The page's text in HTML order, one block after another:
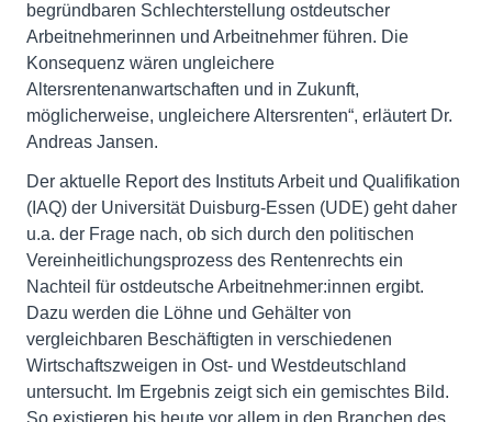
begründbaren Schlechterstellung ostdeutscher
Arbeitnehmerinnen und Arbeitnehmer führen. Die
Konsequenz wären ungleichere
Altersrentenanwartschaften und in Zukunft,
möglicherweise, ungleichere Altersrenten“, erläutert Dr.
Andreas Jansen.
Der aktuelle Report des Instituts Arbeit und Qualifikation
(IAQ) der Universität Duisburg-Essen (UDE) geht daher
u.a. der Frage nach, ob sich durch den politischen
Vereinheitlichungsprozess des Rentenrechts ein
Nachteil für ostdeutsche Arbeitnehmer:innen ergibt.
Dazu werden die Löhne und Gehälter von
vergleichbaren Beschäftigten in verschiedenen
Wirtschaftszweigen in Ost- und Westdeutschland
untersucht. Im Ergebnis zeigt sich ein gemischtes Bild.
So existieren bis heute vor allem in den Branchen des